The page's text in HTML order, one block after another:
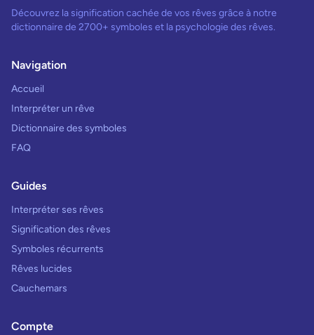
Découvrez la signification cachée de vos rêves grâce à notre
dictionnaire de 2700+ symboles et la psychologie des rêves.
Navigation
Accueil
Interpréter un rêve
Dictionnaire des symboles
FAQ
Guides
Interpréter ses rêves
Signification des rêves
Symboles récurrents
Rêves lucides
Cauchemars
Compte